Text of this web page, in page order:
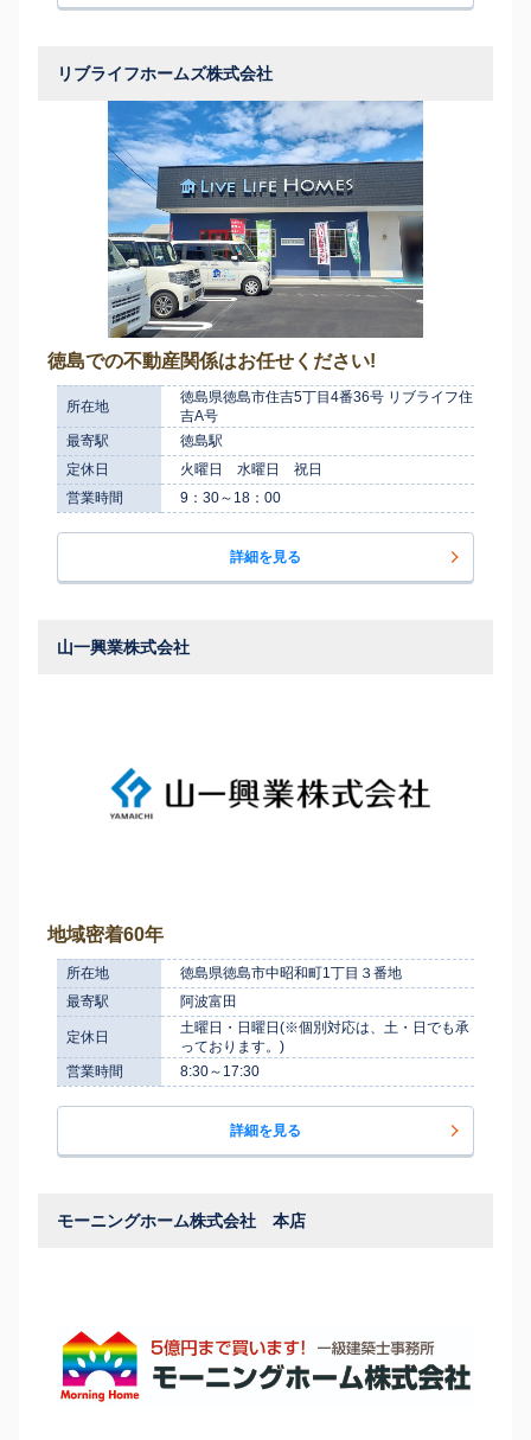
リブライフホームズ株式会社
徳島での不動産関係はお任せください!
所在地
徳島県徳島市住吉5丁目4番36号 リブライフ住
吉A号
最寄駅
徳島駅
定休日
火曜日 水曜日 祝日
営業時間
9：30～18：00
詳細を見る
山一興業株式会社
地域密着60年
所在地
徳島県徳島市中昭和町1丁目３番地
最寄駅
阿波富田
定休日
土曜日・日曜日(※個別対応は、土・日でも承
っております。)
営業時間
8:30～17:30
詳細を見る
モーニングホーム株式会社 本店